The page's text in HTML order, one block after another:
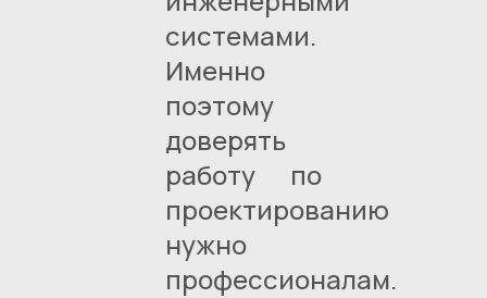
системами.
Именно
поэтому
доверять
работу по
проектированию
нужно
профессионалам.